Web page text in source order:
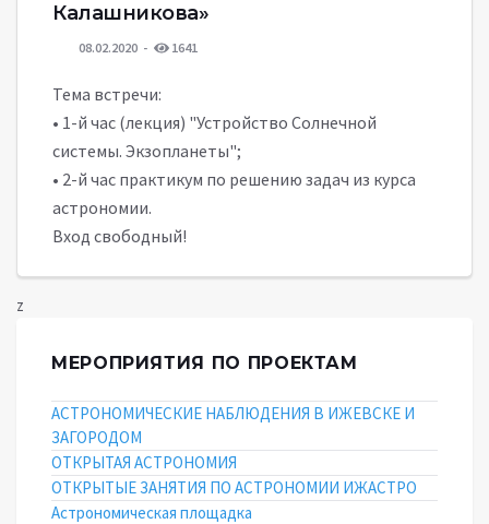
Калашникова»
08.02.2020 1641
Тема встречи:
• 1-й час (лекция) "Устройство Солнечной
системы. Экзопланеты";
• 2-й час практикум по решению задач из курса
астрономии.
Вход свободный!
z
МЕРОПРИЯТИЯ ПО ПРОЕКТАМ
АСТРОНОМИЧЕСКИЕ НАБЛЮДЕНИЯ В ИЖЕВСКЕ И
ЗАГОРОДОМ
ОТКРЫТАЯ АСТРОНОМИЯ
ОТКРЫТЫЕ ЗАНЯТИЯ ПО АСТРОНОМИИ ИЖАСТРО
Астрономическая площадка